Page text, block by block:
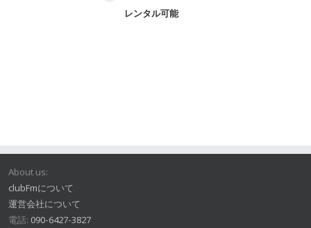
レンタル可能
About us:
clubFmについて
運営会社について
電話: 090-6427-3827